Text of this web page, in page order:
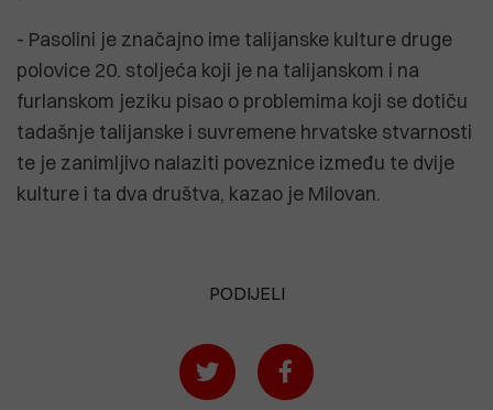
- Pasolini je značajno ime talijanske kulture druge
polovice 20. stoljeća koji je na talijanskom i na
furlanskom jeziku pisao o problemima koji se dotiču
tadašnje talijanske i suvremene hrvatske stvarnosti
te je zanimljivo nalaziti poveznice između te dvije
kulture i ta dva društva, kazao je Milovan.
PODIJELI